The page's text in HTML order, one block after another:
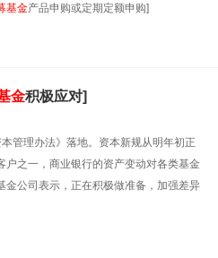
基金产品申购或定期定额申购]
金积极应对]
管理办法》落地。资本新规从明年初正
之一，商业银行的资产变动对各类基金
金公司表示，正在积极做准备，加强差异